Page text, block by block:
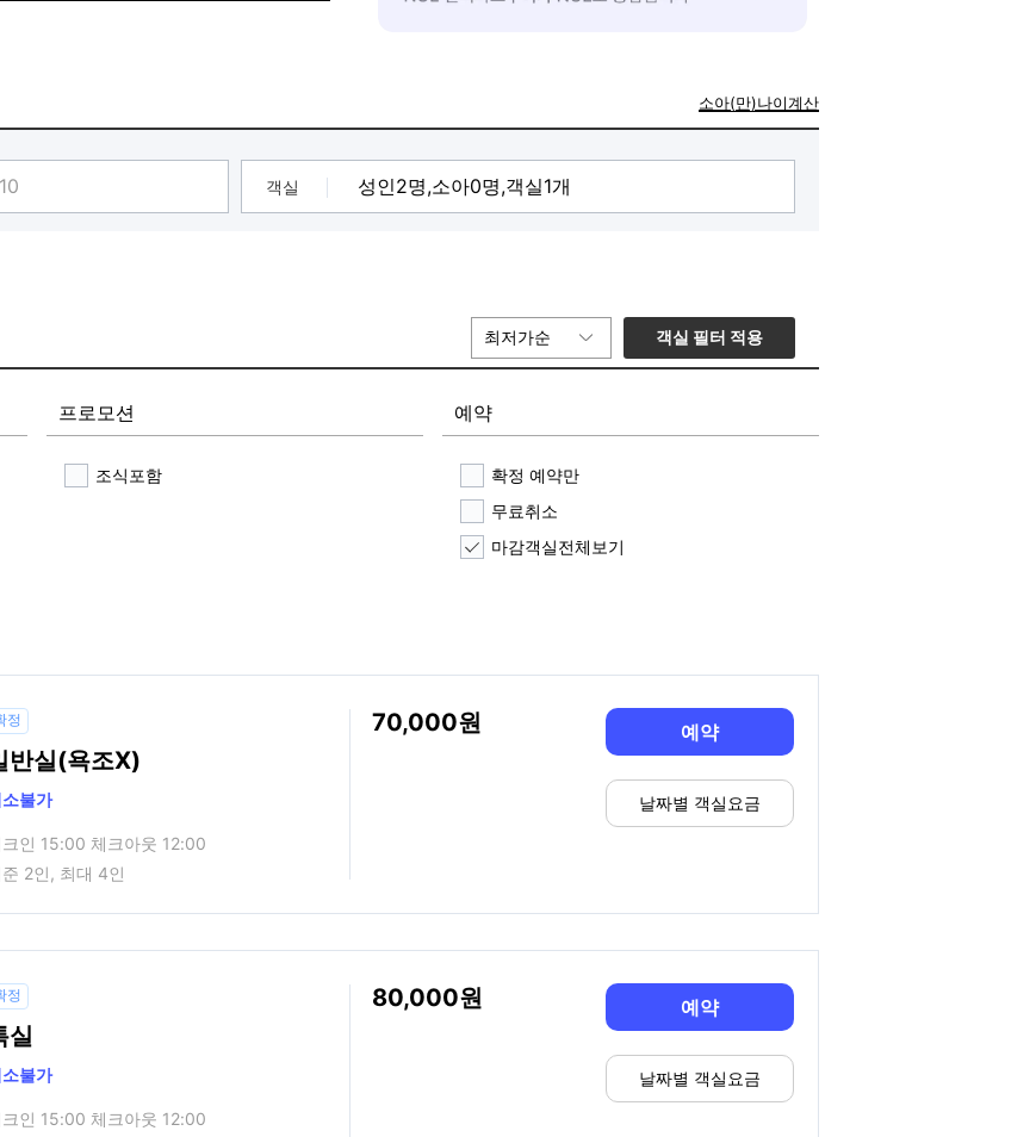
소아(만)나이계산
객실
최저가순 객실 필터 적용
프로모션
조식포함
예약
확정 예약만
무료취소
마감객실전체보기
정
반실(욕조X)
소불가
크인 15:00 체크아웃 12:00
준 2인, 최대 4인
70,000 예약
날짜별 객실요금
정
실
소불가
크인 15:00 체크아웃 12:00
80,000 예약
날짜별 객실요금